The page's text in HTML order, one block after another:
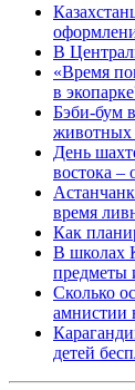
В
«Время
в
Бэби-бум
животных
День
востока –
время
Как
В школах
предметы
Сколько
амнистии
детей